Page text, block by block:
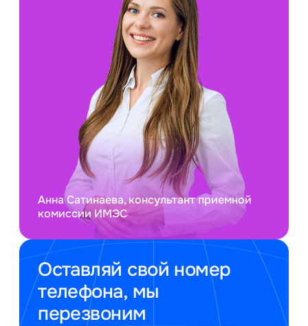
Оставляй свой номер
телефона, мы
перезвоним
Анна Сатинаева, консультант приемной
комиссии ИМЭС